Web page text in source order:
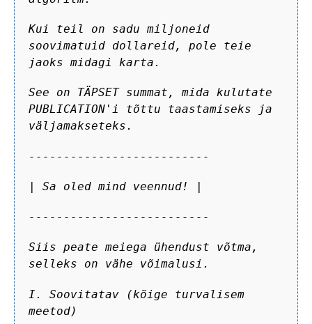
Kui teil on sadu miljoneid
soovimatuid dollareid, pole teie
jaoks midagi karta.
See on TÄPSET summat, mida kulutate
PUBLICATION'i tõttu taastamiseks ja
väljamakseteks.
--------------------------
| Sa oled mind veennud! |
--------------------------
Siis peate meiega ühendust võtma,
selleks on vähe võimalusi.
I. Soovitatav (kõige turvalisem
meetod)